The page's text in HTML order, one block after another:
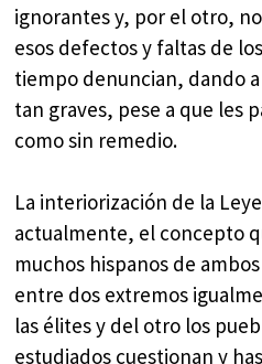
ignorantes y, por el otro,
esos defectos y faltas de
tiempo denuncian, dando
tan graves, pese a que les
como sin remedio.
La interiorización de la
actualmente, el concepto
muchos hispanos de
entre dos extremos
las élites y del otro los
estudiados cuestionan y